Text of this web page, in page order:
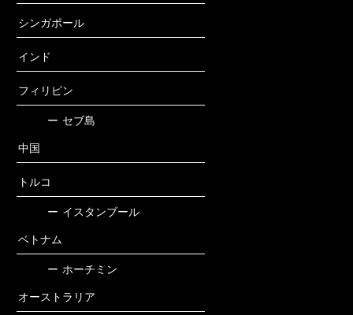
シンガポール
インド
フィリピン
ー セブ島
中国
トルコ
ー イスタンブール
ベトナム
ー ホーチミン
オーストラリア